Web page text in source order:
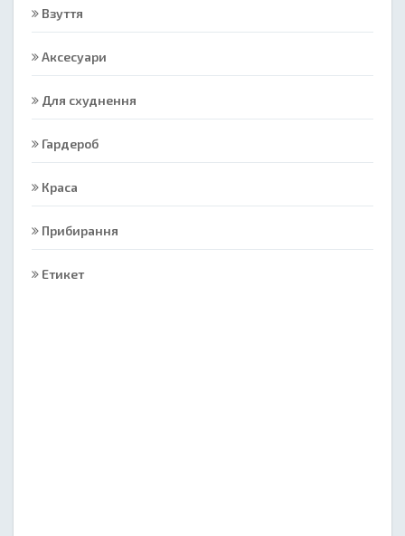
Взуття
Аксесуари
Для схуднення
Гардероб
Краса
Прибирання
Етикет